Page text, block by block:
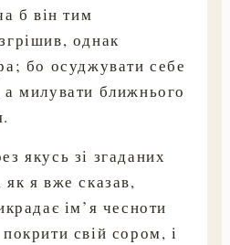
б він тим
однак
бо осуджувати себе
милувати ближнього
якусь зі згаданих
я вже сказав,
ім’я чесноти
свій сором, і